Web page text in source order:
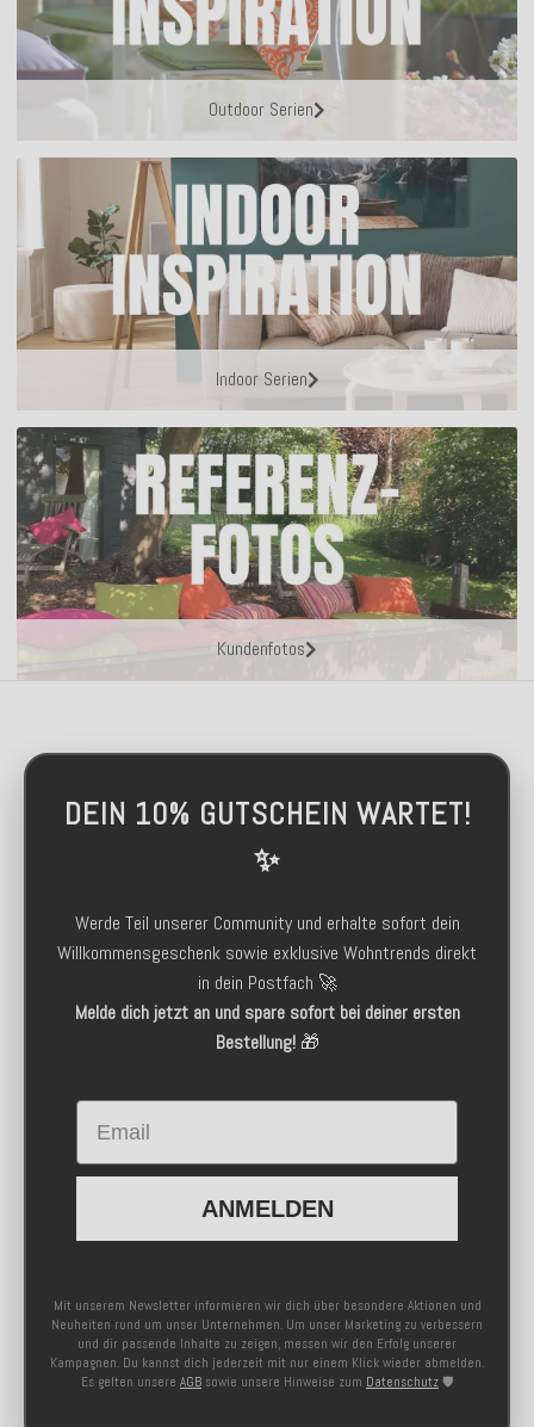
Outdoor Serien
Indoor Serien
Kundenfotos
DEIN 10% GUTSCHEIN WARTET!
✨
Werde Teil unserer Community und erhalte sofort dein
Willkommensgeschenk sowie exklusive Wohntrends direkt
in dein Postfach 🚀
Melde dich jetzt an und spare sofort bei deiner ersten
Bestellung!🎁
Email
ANMELDEN
Mit unserem Newsletter informieren wir dich über besondere Aktionen und
Neuheiten rund um unser Unternehmen. Um unser Marketing zu verbessern
und dir passende Inhalte zu zeigen, messen wir den Erfolg unserer
Kampagnen. Du kannst dich jederzeit mit nur einem Klick wieder abmelden.
Es gelten unsere AGB sowie unsere Hinweise zum Datenschutz 🛡️